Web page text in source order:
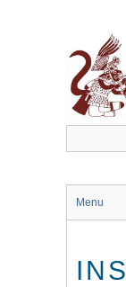
Menu